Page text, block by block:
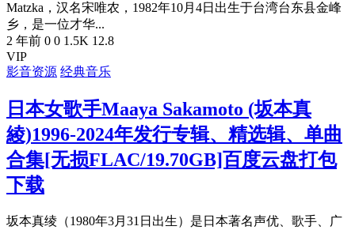
Matzka，汉名宋唯农，1982年10月4日出生于台湾台东县金峰
乡，是一位才华...
2 年前 0 0 1.5K 12.8
VIP
影音资源 经典音乐
日本女歌手Maaya Sakamoto (坂本真
綾)1996-2024年发行专辑、精选辑、单曲
合集[无损FLAC/19.70GB]百度云盘打包
下载
坂本真绫（1980年3月31日出生）是日本著名声优、歌手、广